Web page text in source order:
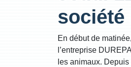
société
En début de
l’entreprise
les animaux.